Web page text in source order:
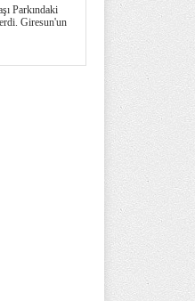
Parkındaki
Giresun'un